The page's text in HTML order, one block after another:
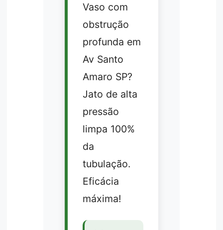
Vaso com
obstrução
profunda em
Av Santo
Amaro SP?
Jato de alta
pressão
limpa 100%
da
tubulação.
Eficácia
máxima!